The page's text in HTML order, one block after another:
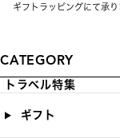
ギフトラッピングにて承り
CATEGORY
トラベル特集
ギフト